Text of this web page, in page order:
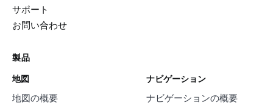
サポート
お問い合わせ
製品
地図
地図の概要
ナビゲーション
ナビゲーションの概要